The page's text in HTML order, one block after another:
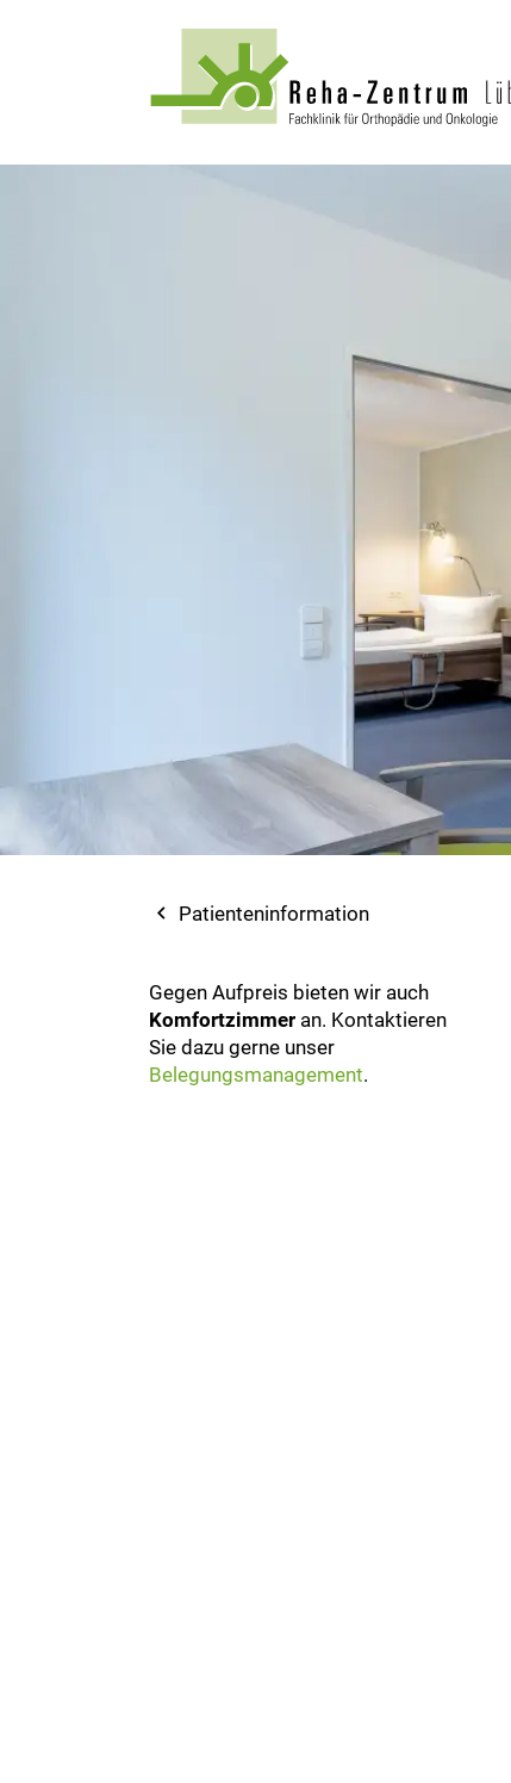
navigate_before Patienteninformation
Gegen Aufpreis bieten wir auch
Komfortzimmeran. Kontaktieren
Sie dazu gerne unser
Belegungsmanagement.